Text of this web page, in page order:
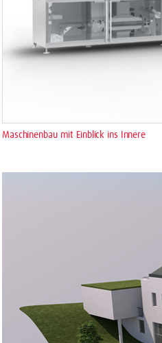
Maschinenbau mit Einblick ins Innere